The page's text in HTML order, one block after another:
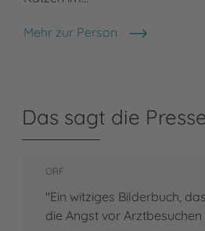
Mehr zur Person
Sylvia Tress
Das sagt die
ORF
"Ein witziges Bilderbuch,
die Angst vor